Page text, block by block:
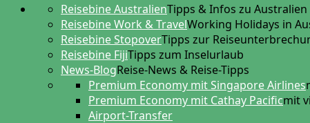
Reisebine AustralienTipps & Infos zu Australien
Reisebine Work & TravelWorking Holidays in
Reisebine StopoverTipps zur
Reisebine FijiTipps zum Inselurlaub
News-BlogReise-News & Reise-Tipps
Premium Economy mit Singapore Airlines
Premium Economy mit Cathay Pacificmit
Airport-Transfer